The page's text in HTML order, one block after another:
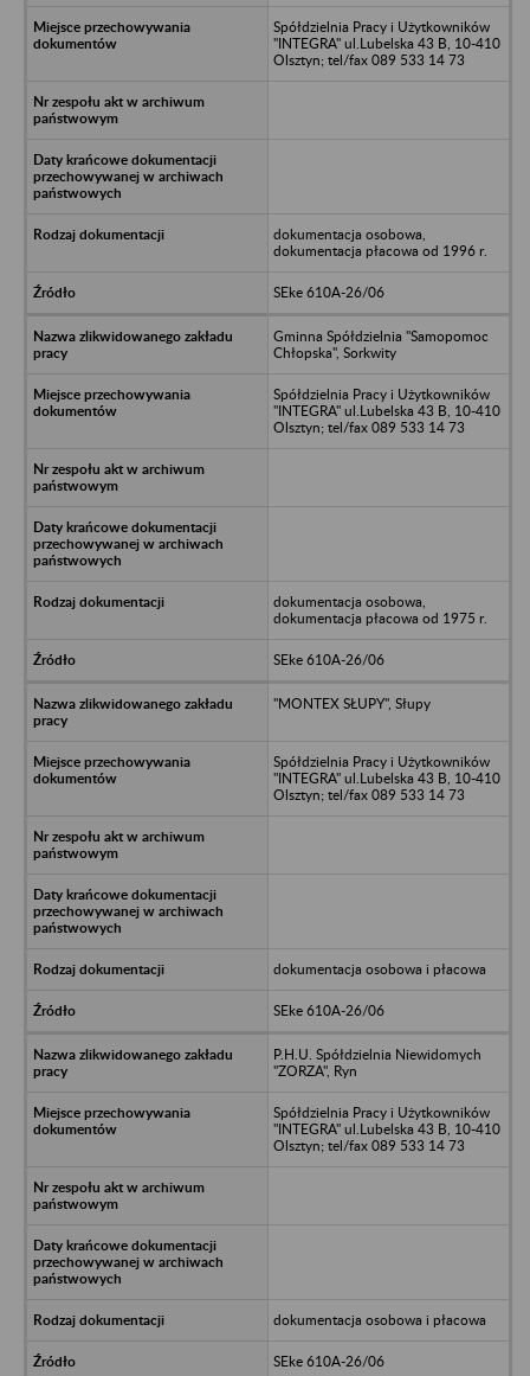
Spółdzielnia Pracy i Użytkowników
"INTEGRA" ul.Lubelska 43 B, 10-410
Olsztyn; tel/fax 089 533 14 73
dokumentacja osobowa,
dokumentacja płacowa od 1996 r.
SEke 610A-26/06
Gminna Spółdzielnia "Samopomoc
Chłopska", Sorkwity
Spółdzielnia Pracy i Użytkowników
"INTEGRA" ul.Lubelska 43 B, 10-410
Olsztyn; tel/fax 089 533 14 73
dokumentacja osobowa,
dokumentacja płacowa od 1975 r.
SEke 610A-26/06
"MONTEX SŁUPY", Słupy
Spółdzielnia Pracy i Użytkowników
"INTEGRA" ul.Lubelska 43 B, 10-410
Olsztyn; tel/fax 089 533 14 73
dokumentacja osobowa i płacowa
SEke 610A-26/06
P.H.U. Spółdzielnia Niewidomych
"ZORZA", Ryn
Spółdzielnia Pracy i Użytkowników
"INTEGRA" ul.Lubelska 43 B, 10-410
Olsztyn; tel/fax 089 533 14 73
dokumentacja osobowa i płacowa
SEke 610A-26/06